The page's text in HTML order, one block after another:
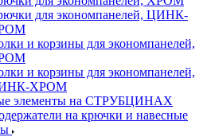
для экономпанелей, ЦИНК-
и корзины для экономпанелей,
и корзины для экономпанелей,
ХРОМ
элементы на СТРУБЦИНАХ
на крючки и навесные